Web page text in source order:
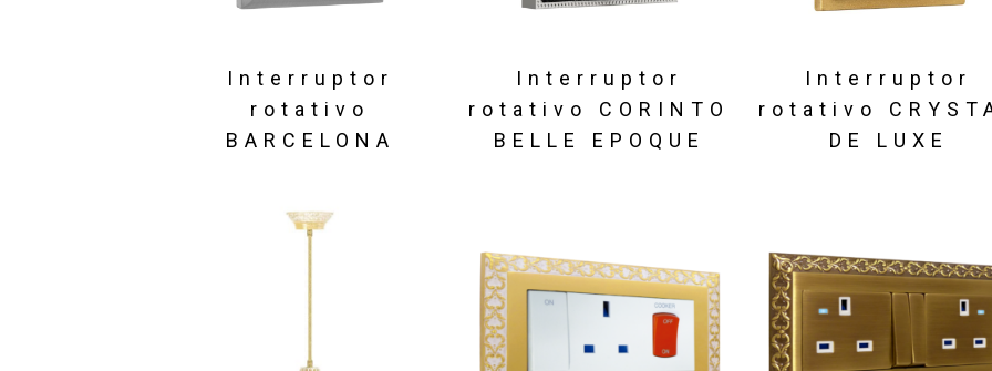
Interruptor
rotativo
BARCELONA
Interruptor
rotativo CORINTO
BELLE EPOQUE
Interruptor
rotativo
DE LUXE